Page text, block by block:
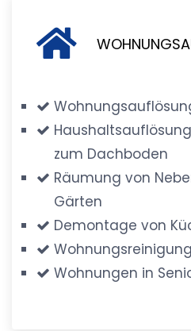
zum Dachboden
Räumung von
Gärten
Demontage von
Wohnungsreinigung
Wohnungen in